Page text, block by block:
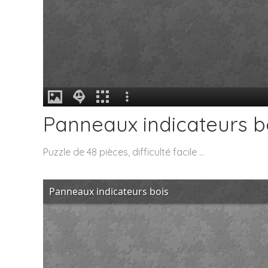
Panneaux indicateurs
Puzzle de 48 pièces, difficulté facile …